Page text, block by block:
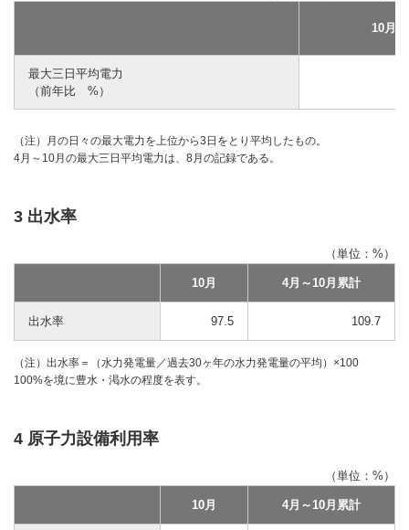
10月
最大三日平均電力
（前年比 %）
（注）月の日々の最大電力を上位から3日をとり平均したもの。
4月～10月の最大三日平均電力は、8月の記録である。
3 出水率
（単位：%）
10月 4月～10月累計
出水率 97.5 109.7
（注）出水率＝（水力発電量／過去30ヶ年の水力発電量の平均）×100
100%を境に豊水・渇水の程度を表す。
4 原子力設備利用率
（単位：%）
10月 4月～10月累計